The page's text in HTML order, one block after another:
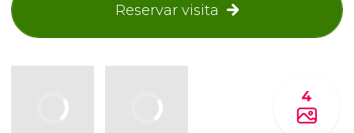
Reservar visita
4